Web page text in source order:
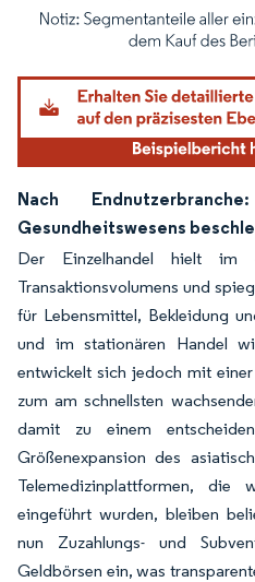
Bild © Mordor Intelligence.
Nach
Gesundheitswesens
Der Einzelhandel hielt
Transaktionsvolumens und
für Lebensmittel, Bekleidung
und im stationären Handel
entwickelt sich jedoch mit
zum am schnellsten
damit zu einem
Größenexpansion des
Telemedizinplattformen, die
eingeführt wurden, bleiben
nun Zuzahlungs- und
Geldbörsen ein, was